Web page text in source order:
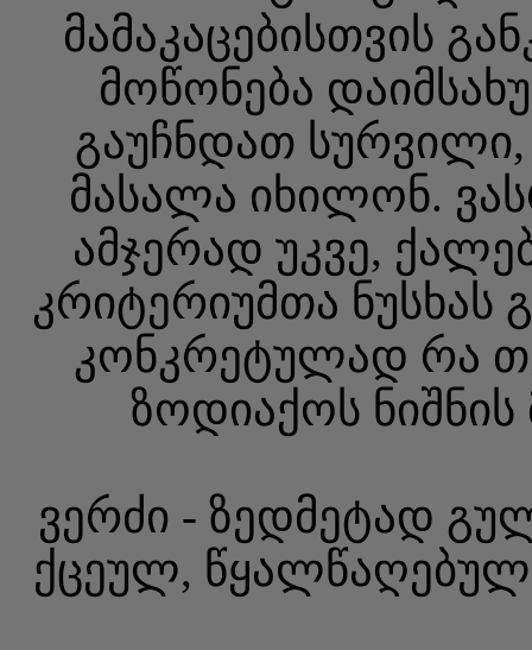
მამაკაცებისთვის
მოწონება
გაუჩნდათ სურვილი,
მასალა იხილონ.
ამჯერად უკვე,
კრიტერიუმთა ნუსხას
კონკრეტულად რა
ზოდიაქოს ნიშნის
ვერძი - ზედმეტად
ქცეულ, წყალწაღებულ